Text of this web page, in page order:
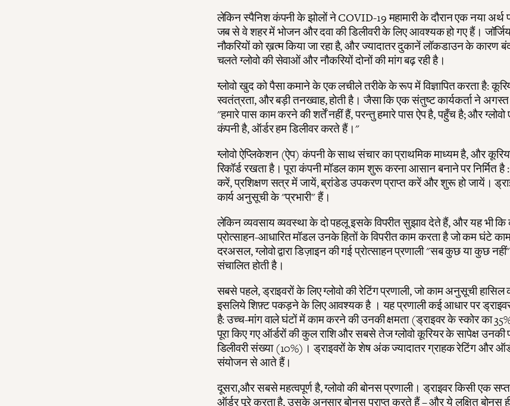
लेकिन स्पैनिश कंपनी के झोलों ने COVID-19 महामारी के दौरान एक नया अर्थ
जब से वे शहर में भोजन और दवा की डिलीवरी के लिए आवश्यक हो गए हैं।
नौकरियों को ख़त्म किया जा रहा है, और ज्यादातर दुकानें लॉकडाउन के कारण
चलते ग्लोवो की सेवाओं और नौकरियों दोनों की मांग बढ़ रही है।
ग्लोवो खुद को पैसा कमाने के एक लचीले तरीके के रूप में विज्ञापित करता है:
स्वतंत्रता, और बड़ी तनख्वाह, होती है। जैसा कि एक संतुष्ट कार्यकर्ता ने
"हमारे पास काम करने की शर्तें नहीं हैं, परन्तु हमारे पास ऐप है, पहुँच है; और ग्लोवो
कंपनी है, ऑर्डर हम डिलीवर करते हैं।"
ग्लोवो ऐप्लिकेशन (ऐप) कंपनी के साथ संचार का प्राथमिक माध्यम है, और
रिकॉर्ड रखता है। पूरा कंपनी मॉडल काम शुरू करना आसान बनाने पर निर्मित है
करें, प्रशिक्षण सत्र में जायें, ब्रांडेड उपकरण प्राप्त करें और शुरू हो जायें।
कार्य अनुसूची के "प्रभारी" हैं।
लेकिन व्यवसाय व्यवस्था के दो पहलू इसके विपरीत सुझाव देते हैं, और यह भी कि
प्रोत्साहन-आधारित मॉडल उनके हितों के विपरीत काम करता है जो कम घंटे
दरअसल, ग्लोवो द्वारा डिज़ाइन की गई प्रोत्साहन प्रणाली "सब कुछ या कुछ
संचालित होती है।
सबसे पहले, ड्राइवरों के लिए ग्लोवो की रेटिंग प्रणाली, जो काम अनुसूची
इसलिये शिफ़्ट पकड़ने के लिए आवश्यक है । यह प्रणाली कई आधार पर
है: उच्च-मांग वाले घंटों में काम करने की उनकी क्षमता (ड्राइवर के स्कोर का
पूरा किए गए ऑर्डरों की कुल राशि और सबसे तेज ग्लोवो कूरियर के सापेक्ष
डिलीवरी संख्या (10%)। ड्राइवरों के शेष अंक ज्यादातर ग्राहक रेटिंग और
संयोजन से आते हैं।
दूसरा,और सबसे महत्वपूर्ण है, ग्लोवो की बोनस प्रणाली। ड्राइवर किसी एक
ऑर्डर पूरे करता है, उसके अनुसार बोनस प्राप्त करते हैं – और ये लक्षित बोनस